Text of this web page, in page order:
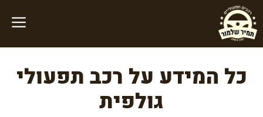
לדלג
לתוכן
כל המידע על רכב תפעולי
גולפית